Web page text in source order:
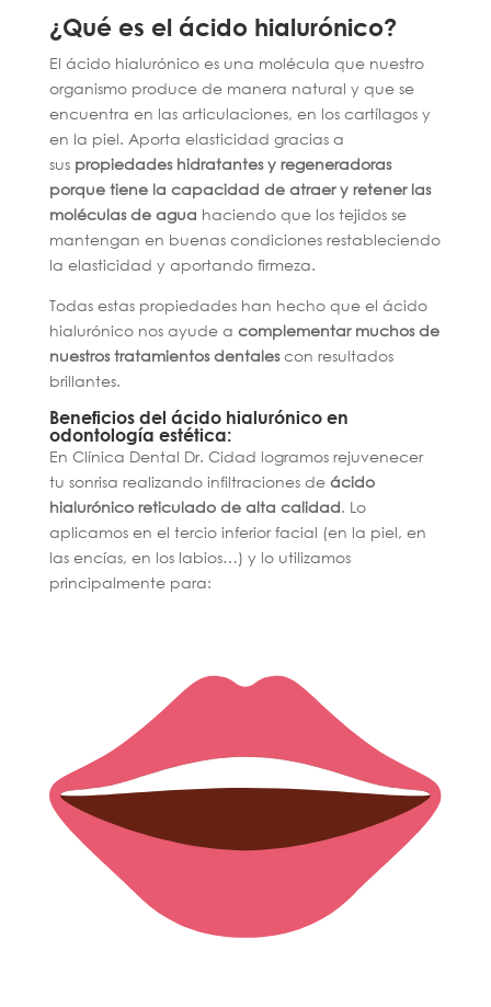
¿Qué es el ácido hialurónico?
El ácido hialurónico es una molécula que nuestro
organismo produce de manera natural y que se
encuentra en las articulaciones, en los cartílagos y
en la piel. Aporta elasticidad gracias a
sus propiedades hidratantes y regeneradoras
porque tiene la capacidad de atraer y retener las
moléculas de agua haciendo que los tejidos se
mantengan en buenas condiciones restableciendo
la elasticidad y aportando firmeza.
Todas estas propiedades han hecho que el ácido
hialurónico nos ayude a complementar muchos de
nuestros tratamientos dentalescon resultados
brillantes.
Beneficios del ácido hialurónico en
odontología estética:
En Clínica Dental Dr. Cidad logramos rejuvenecer
tu sonrisa realizando infiltraciones de ácido
hialurónico reticulado de alta calidad. Lo
aplicamos en el tercio inferior facial (en la piel, en
las encías, en los labios…) y lo utilizamos
principalmente para: